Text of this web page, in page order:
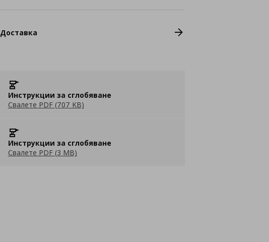
Доставка
Инструкции за сглобяване
Свалете PDF (707 KB)
Инструкции за сглобяване
Свалете PDF (3 MB)